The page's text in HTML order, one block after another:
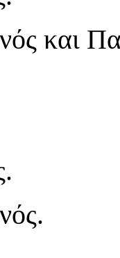
και